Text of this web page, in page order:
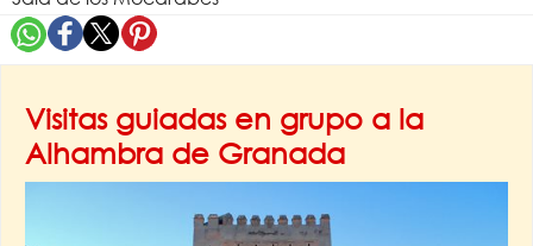
Visitas guiadas en grupo a la
Alhambra de Granada